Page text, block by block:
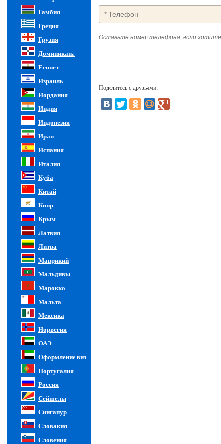
Гамбия
Греция
Грузия
Доминикана
Египет
Израиль
Иордания
Индия
Индонезия
Иран
Испания
Италия
Куба
Китай
Кипр
Крым
Латвия
Литва
Маврикий
Мальдивы
Марокко
Мальта
Мексика
Норвегия
ОАЭ
Оформление виз
Португалия
Россия
Сейшелы
Сингапур
Словакия
Словения
Оставьте номер телефона, если
Поделитесь с друзьями: